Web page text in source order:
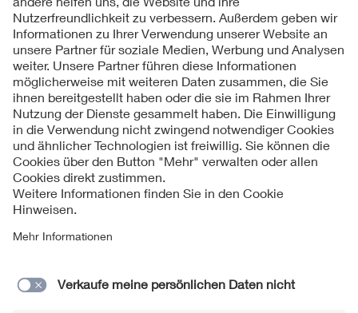
Kontakte
Service
Impressum
Datenschutzinformationen
Cookie Hinweise
Lieferantenportal